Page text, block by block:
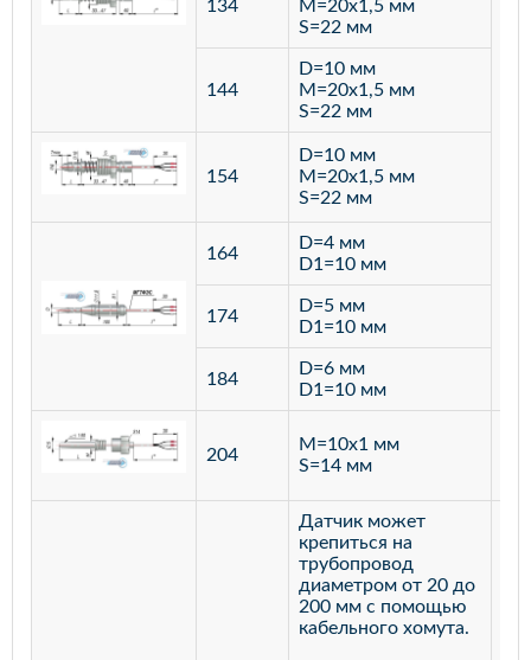
134
M=20х1,5 мм
S=22 мм
144
D=10 мм
M=20х1,5 мм
S=22 мм
154
D=10 мм
M=20х1,5 мм
S=22 мм
164
D=4 мм
D1=10 мм
174
D=5 мм
D1=10 мм
184
D=6 мм
D1=10 мм
204
M=10х1 мм
S=14 мм
Датчик может
крепиться на
трубопровод
диаметром от 20 до
200 мм с помощью
кабельного хомута.